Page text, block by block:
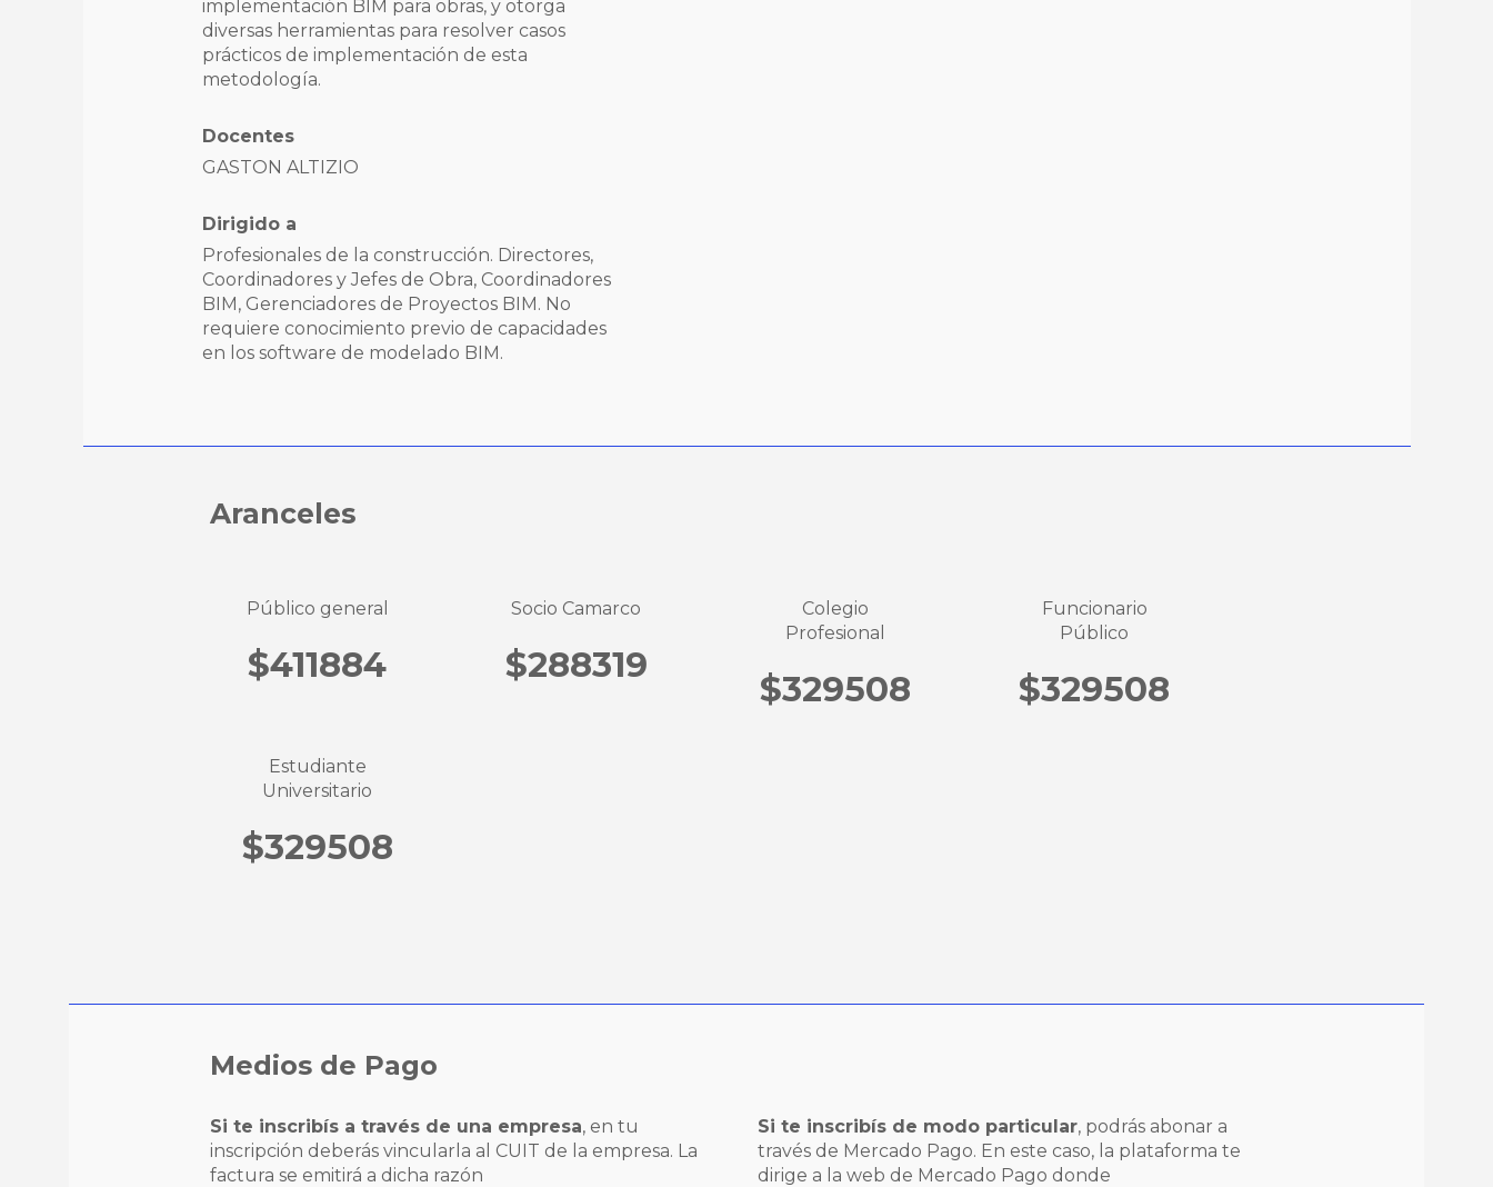
implementación BIM para obras, y otorga
diversas herramientas para resolver casos
prácticos de implementación de esta
metodología.
Docentes
GASTON ALTIZIO
Dirigido a
Profesionales de la construcción. Directores,
Coordinadores y Jefes de Obra, Coordinadores
BIM, Gerenciadores de Proyectos BIM. No
requiere conocimiento previo de capacidades
en los software de modelado BIM.
Aranceles
Público general
$411884
Socio Camarco
$288319
Colegio
Profesional
$329508
Funcionario
Público
$329508
Estudiante
Universitario
$329508
Medios de Pago
Si te inscribís a través de una empresa, en tu
inscripción deberás vincularla al CUIT de la empresa. La
factura se emitirá a dicha razón
Si te inscribís de modo particular, podrás abonar a
través de Mercado Pago. En este caso, la plataforma te
dirige a la web de Mercado Pago donde